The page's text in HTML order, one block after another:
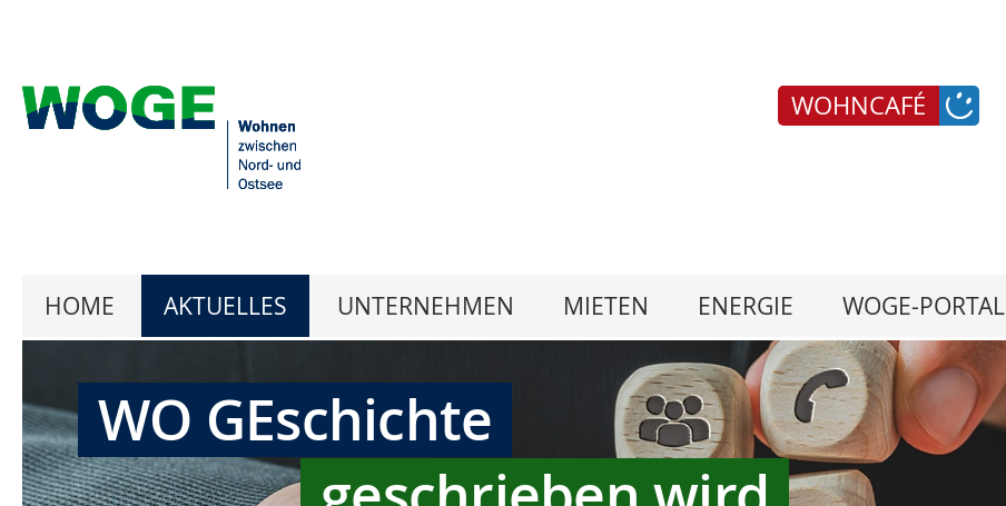
WOHNCAFÉ
HOME AKTUELLES UNTERNEHMEN MIETEN ENERGIE WOGE-PORTAL
WO GEschichte